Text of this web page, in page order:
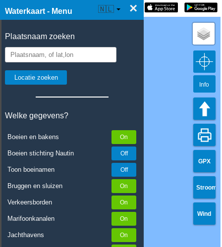
Waterkaart - Menu ×
Plaatsnaam zoeken
Welke gegevens?
Boeien en bakens
Boeien stichting Nautin
Toon boeinamen
Bruggen en sluizen
Verkeersborden
Marifoonkanalen
Jachthavens
☰ Waterkaart Live 🇳🇱
GPX
Stroom
Wind
Info